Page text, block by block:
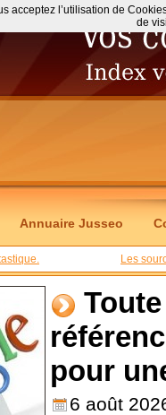
Annuaire Jusseo
Les
pour
6 août
acceptez l’utilisation de
de